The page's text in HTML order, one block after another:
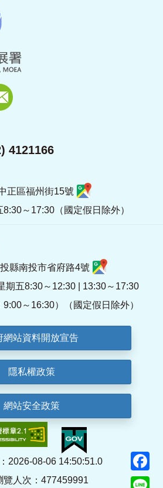
4121166
正區福州街15號
～17:30（國定假日除外）
縣南投市省府路4號
期五8:30～12:30 | 13:30～17:30
9:00～16:30）（國定假日除外）
網站資料開放宣告
隱私權政策
網站安全政策
2026-08-06 14:50:51.0
覽人次：477459991